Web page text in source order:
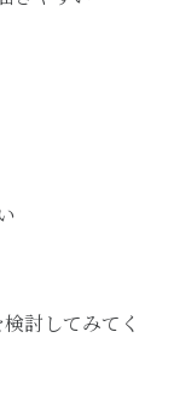
討してみてく